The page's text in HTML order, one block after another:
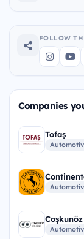
FOLLOW
Companies
Tofaş